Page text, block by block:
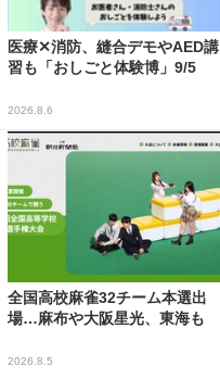
医療✕消防、縫合デモやAED講
習も「おしごと体験博」9/5
2026.8.6
全国高校麻雀32チーム本選出
場…麻布や大阪星光、東海も
2026.8.5